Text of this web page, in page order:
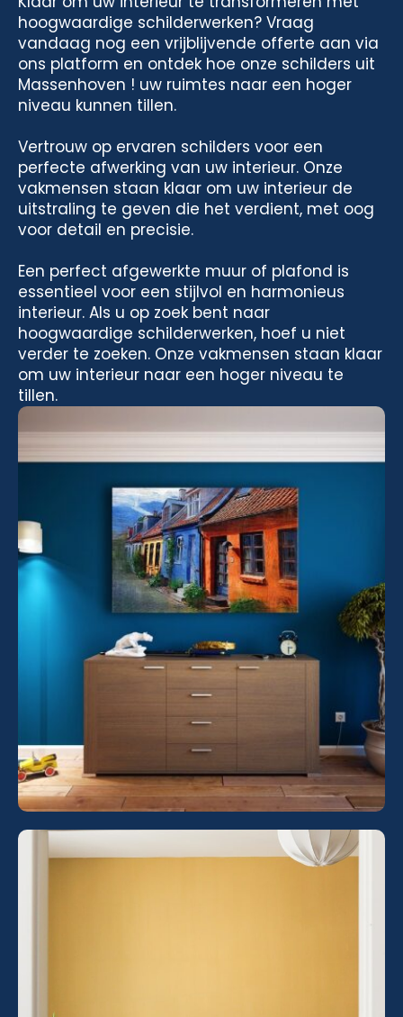
hoogwaardige schilderwerken? Vraag
vandaag nog een vrijblijvende offerte aan via
ons platform en ontdek hoe onze schilders uit
Massenhoven ! uw ruimtes naar een hoger
niveau kunnen tillen.
Vertrouw op ervaren schilders voor een
perfecte afwerking van uw interieur. Onze
vakmensen staan klaar om uw interieur de
uitstraling te geven die het verdient, met oog
voor detail en precisie.
Een perfect afgewerkte muur of plafond is
essentieel voor een stijlvol en harmonieus
interieur. Als u op zoek bent naar
hoogwaardige schilderwerken, hoef u niet
verder te zoeken. Onze vakmensen staan klaar
om uw interieur naar een hoger niveau te
tillen.